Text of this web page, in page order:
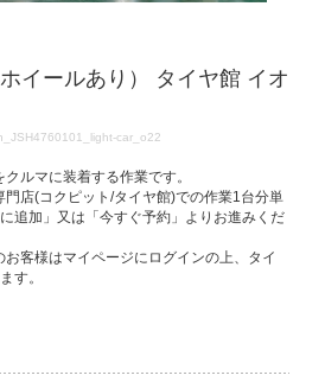
イールあり） タイヤ館 イオ
car_o22
ルマに装着する作業です。
門店(コクピット/タイヤ館)での作業1台分単
追加」又は「今すぐ予約」よりお進みくだ
客様はマイページにログインの上、タイ
す。